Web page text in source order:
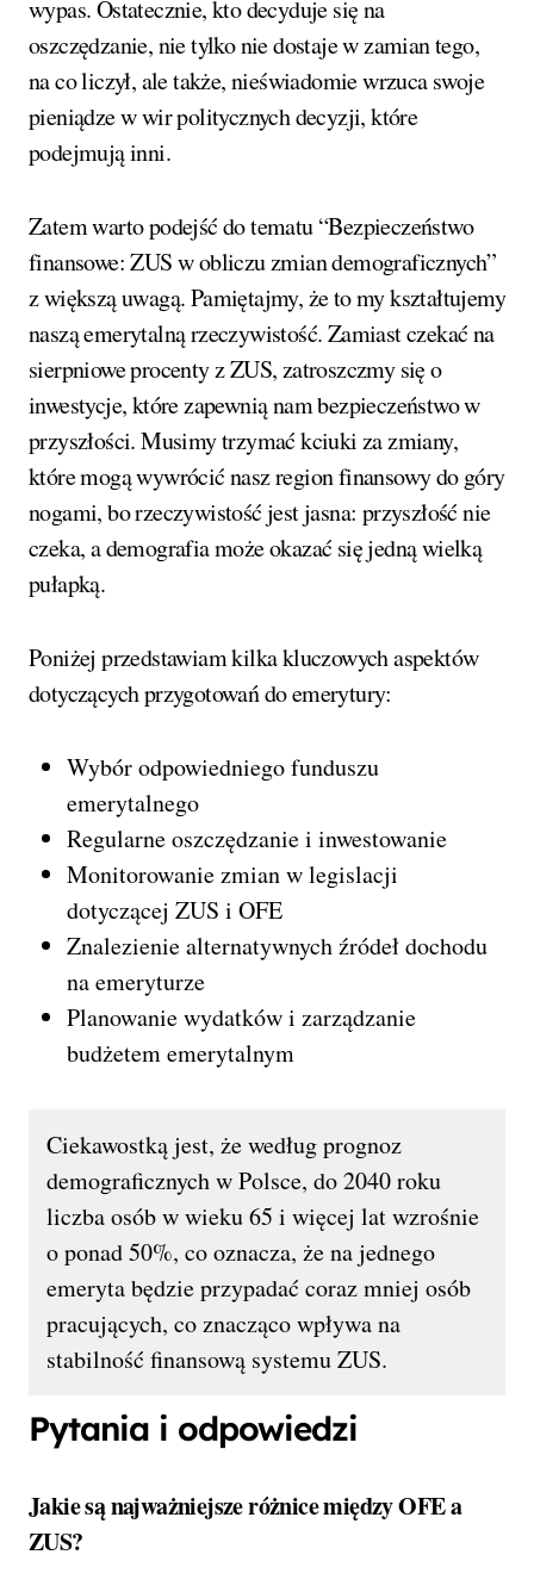
wypas. Ostatecznie, kto decyduje się na
oszczędzanie, nie tylko nie dostaje w zamian tego,
na co liczył, ale także, nieświadomie wrzuca swoje
pieniądze w wir politycznych decyzji, które
podejmują inni.
Zatem warto podejść do tematu “Bezpieczeństwo
finansowe: ZUS w obliczu zmian demograficznych”
z większą uwagą. Pamiętajmy, że to my kształtujemy
naszą emerytalną rzeczywistość. Zamiast czekać na
sierpniowe procenty z ZUS, zatroszczmy się o
inwestycje, które zapewnią nam bezpieczeństwo w
przyszłości. Musimy trzymać kciuki za zmiany,
które mogą wywrócić nasz region finansowy do góry
nogami, bo rzeczywistość jest jasna: przyszłość nie
czeka, a demografia może okazać się jedną wielką
pułapką.
Poniżej przedstawiam kilka kluczowych aspektów
dotyczących przygotowań do emerytury:
Wybór odpowiedniego funduszu
emerytalnego
Regularne oszczędzanie i inwestowanie
Monitorowanie zmian w legislacji
dotyczącej ZUS i OFE
Znalezienie alternatywnych źródeł dochodu
na emeryturze
Planowanie wydatków i zarządzanie
budżetem emerytalnym
Ciekawostką jest, że według prognoz
demograficznych w Polsce, do 2040 roku
liczba osób w wieku 65 i więcej lat wzrośnie
o ponad 50%, co oznacza, że na jednego
emeryta będzie przypadać coraz mniej osób
pracujących, co znacząco wpływa na
stabilność finansową systemu ZUS.
Pytania i odpowiedzi
Jakie są najważniejsze różnice między OFE a
ZUS?